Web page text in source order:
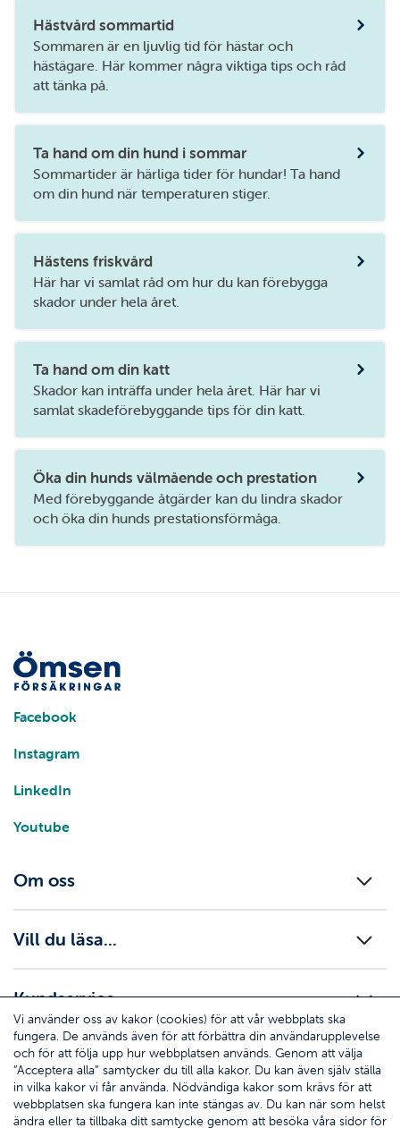
Hästvård sommartid
Sommaren är en ljuvlig tid för hästar och
hästägare. Här kommer några viktiga tips och råd
att tänka på.
Ta hand om din hund i sommar
Sommartider är härliga tider för hundar! Ta hand
om din hund när temperaturen stiger.
Hästens friskvård
Här har vi samlat råd om hur du kan förebygga
skador under hela året.
Ta hand om din katt
Skador kan inträffa under hela året. Här har vi
samlat skadeförebyggande tips för din katt.
Öka din hunds välmående och prestation
Med förebyggande åtgärder kan du lindra skador
och öka din hunds prestationsförmåga.
Facebook
Instagram
LinkedIn
Youtube
Om oss
Vill du läsa...
Kundservice
© Ömsen försäkringar - Ålands Ömsesidiga
Vi använder oss av kakor (cookies) för att vår webbplats ska
fungera. De används även för att förbättra din användarupplevelse
och för att följa upp hur webbplatsen används. Genom att välja
”Acceptera alla” samtycker du till alla kakor. Du kan även själv ställa
in vilka kakor vi får använda. Nödvändiga kakor som krävs för att
webbplatsen ska fungera kan inte stängas av. Du kan när som helst
ändra eller ta tillbaka ditt samtycke genom att besöka våra sidor för